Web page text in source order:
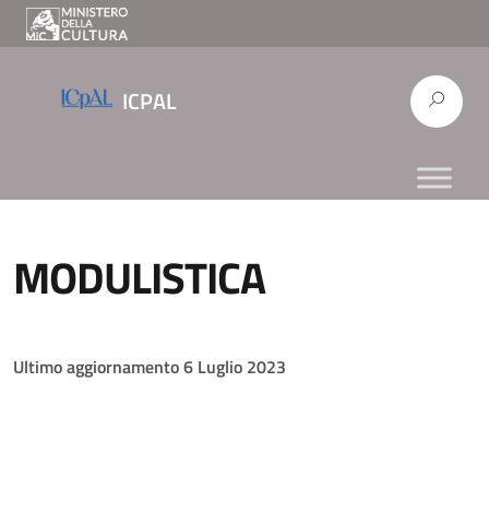
ICPAL
MODULISTICA
Ultimo aggiornamento 6 Luglio 2023